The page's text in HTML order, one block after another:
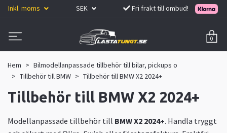
Inkl. moms SEK Fri frakt till ombud!
0
Hem
Bilmodellanpassade tillbehör till bilar, pickups o
Tillbehör till BMW
Tillbehör till BMW X2 2024+
Tillbehör till BMW X2 2024+
Modellanpassade tillbehör till BMW X2 2024+. Handla tryggt